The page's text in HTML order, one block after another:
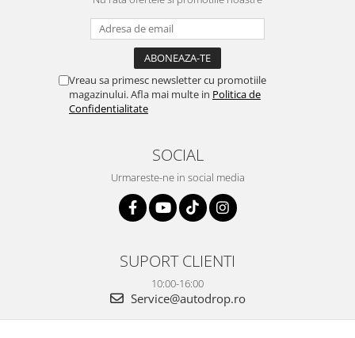
Vreau sa primesc newsletter cu promotiile
magazinului. Afla mai multe in Politica de
Confidentialitate
SOCIAL
Urmareste-ne in social media
SUPORT CLIENTI
10:00-16:00
Service@autodrop.ro